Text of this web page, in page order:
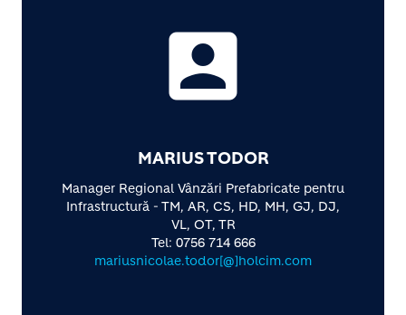
account_box
MARIUS TODOR
Manager Regional Vânzări Prefabricate pentru
Infrastructură - TM, AR, CS, HD, MH, GJ, DJ,
VL, OT, TR
Tel: 0756 714 666
mariusnicolae.todor[@]holcim.com